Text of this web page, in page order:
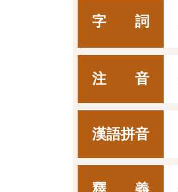
字 詞
注 音
漢語拼音